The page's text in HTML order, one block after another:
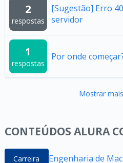
2
respostas
[Sugestão] Erro
servidor
1
respostas
Por onde
Mostrar
CONTEÚDOS ALURA
Carreira Engenharia de